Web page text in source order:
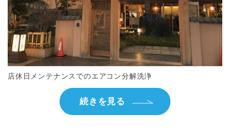
店休日メンテナンスでのエアコン分解洗浄
続きを見る